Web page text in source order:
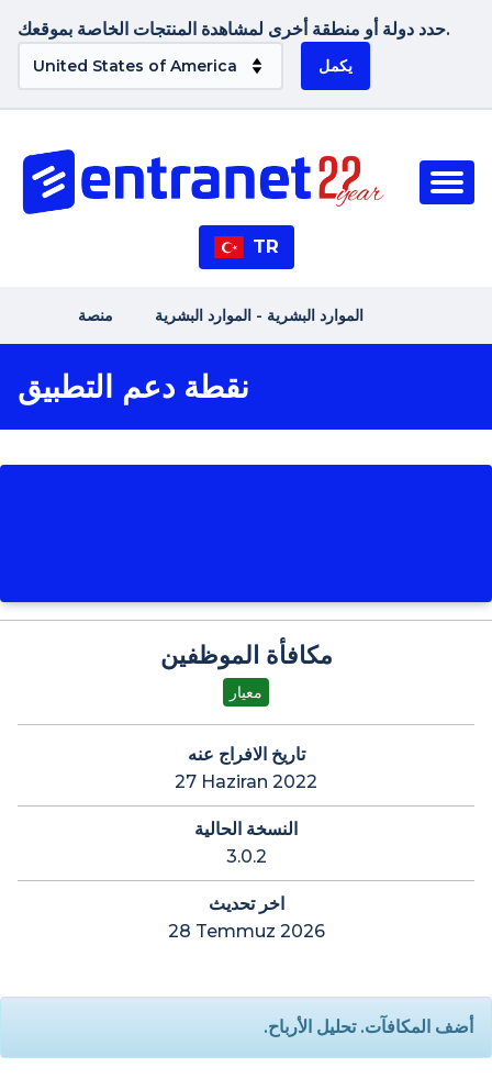
حدد دولة أو منطقة أخرى لمشاهدة المنتجات الخاصة بموقعك.
يكمل
TR
منصة الموارد البشرية - الموارد البشرية
نقطة دعم التطبيق
مكافأة الموظفين
معيار
تاريخ الافراج عنه
27 Haziran 2022
النسخة الحالية
3.0.2
اخر تحديث
28 Temmuz 2026
أضف المكافآت. تحليل الأرباح.